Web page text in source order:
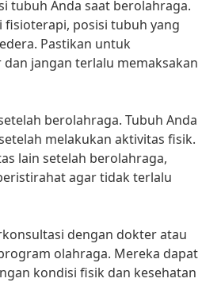
tubuh Anda saat berolahraga.
fisioterapi, posisi tubuh yang
Pastikan untuk
jangan terlalu memaksakan
berolahraga. Tubuh Anda
melakukan aktivitas fisik.
lain setelah berolahraga,
agar tidak terlalu
dengan dokter atau
olahraga. Mereka dapat
kondisi fisik dan kesehatan